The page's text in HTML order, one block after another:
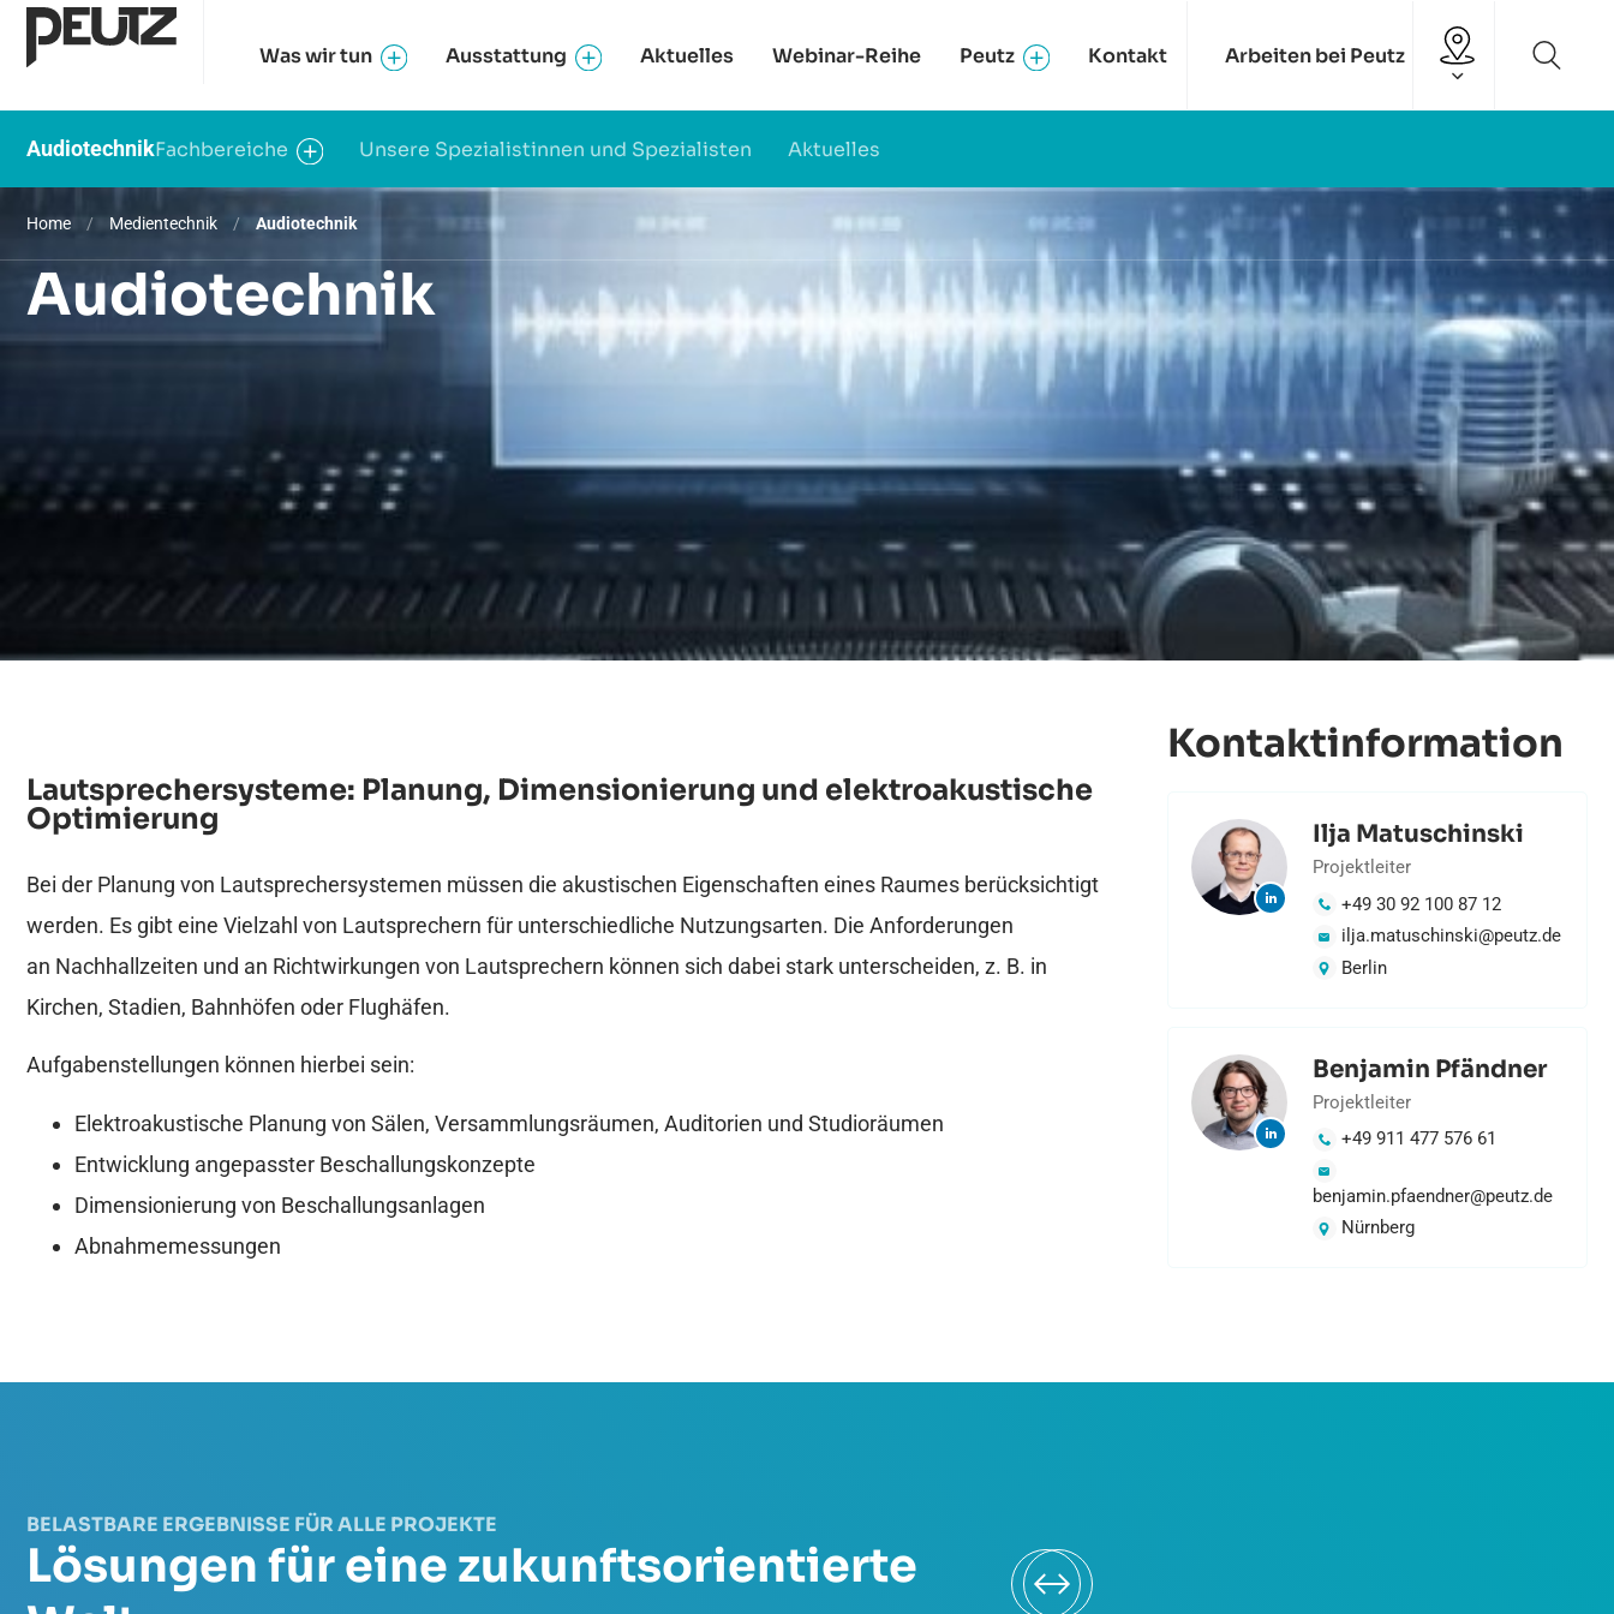
Was wir tun Ausstattung Aktuelles Webinar-Reihe Peutz Kontakt Arbeiten bei Peutz
AudiotechnikFachbereiche Unsere Spezialistinnen und Spezialisten Aktuelles
Home / Medientechnik / Audiotechnik
Audiotechnik
Kontaktinformation
Ilja Matuschinski
Projektleiter
+49 30 92 100 87 12
ilja.matuschinski@peutz.de
Berlin
Benjamin Pfändner
Projektleiter
+49 911 477 576 61
benjamin.pfaendner@peutz.de
Nürnberg
Lautsprechersysteme: Planung, Dimensionierung und elektroakustische
Optimierung
Bei der Planung von Lautsprechersystemen müssen die akustischen Eigenschaften eines Raumes berücksichtigt
werden. Es gibt eine Vielzahl von Lautsprechern für unterschiedliche Nutzungsarten. Die Anforderungen
an Nachhallzeiten und an Richtwirkungen von Lautsprechern können sich dabei stark unterscheiden, z. B. in
Kirchen, Stadien, Bahnhöfen oder Flughäfen.
Aufgabenstellungen können hierbei sein:
Elektroakustische Planung von Sälen, Versammlungsräumen, Auditorien und Studioräumen
Entwicklung angepasster Beschallungskonzepte
Dimensionierung von Beschallungsanlagen
Abnahmemessungen
BELASTBARE ERGEBNISSE FÜR ALLE PROJEKTE
Lösungen für eine zukunftsorientierte